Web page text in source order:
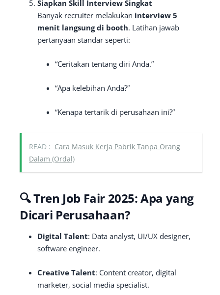
Siapkan Skill Interview Singkat
Banyak recruiter melakukan interview 5
menit langsung di booth. Latihan jawab
pertanyaan standar seperti:
“Ceritakan tentang diri Anda.”
“Apa kelebihan Anda?”
“Kenapa tertarik di perusahaan ini?”
READ : Cara Masuk Kerja Pabrik Tanpa Orang
Dalam (Ordal)
🔍 Tren Job Fair 2025: Apa yang
Dicari Perusahaan?
Digital Talent: Data analyst, UI/UX designer,
software engineer.
Creative Talent: Content creator, digital
marketer, social media specialist.